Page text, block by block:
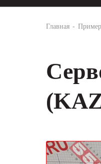
Главная